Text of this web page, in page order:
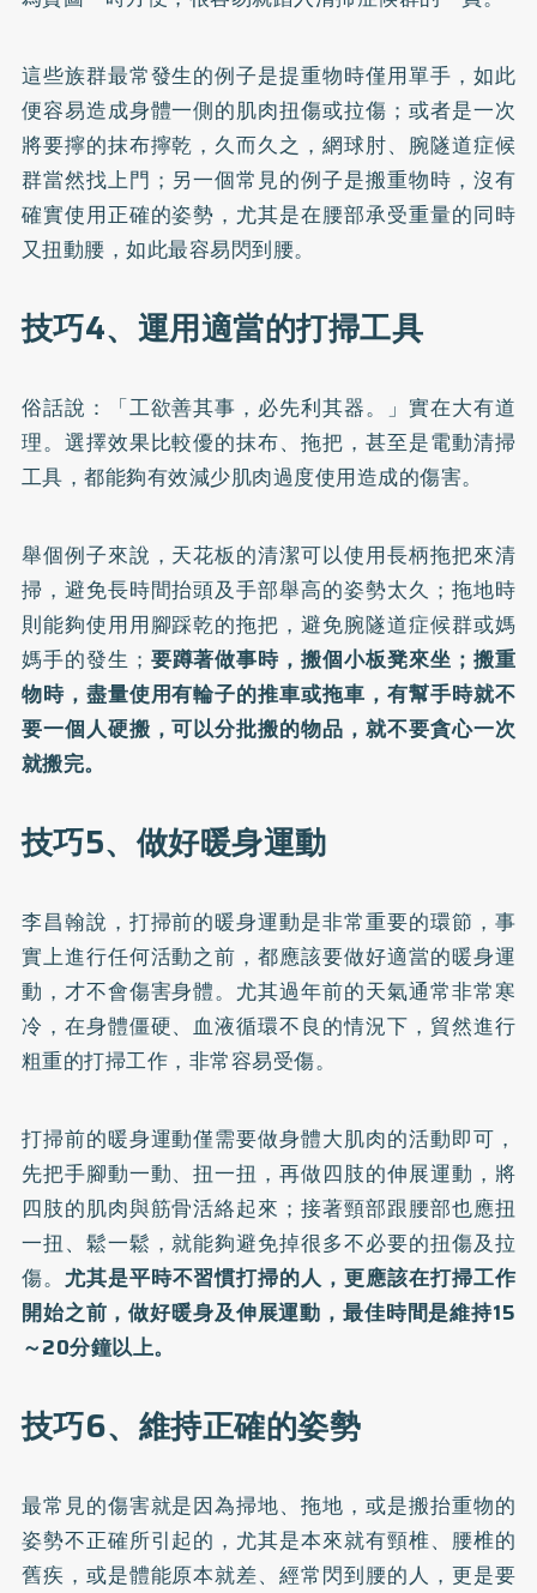
這些族群最常發生的例子是提重物時僅用單手，如此
便容易造成身體一側的肌肉扭傷或拉傷；或者是一次
將要擰的抹布擰乾，久而久之，網球肘、腕隧道症候
群當然找上門；另一個常見的例子是搬重物時，沒有
確實使用正確的姿勢，尤其是在腰部承受重量的同時
又扭動腰，如此最容易閃到腰。
技巧4、運用適當的打掃工具
俗話說：「工欲善其事，必先利其器。」實在大有道
理。選擇效果比較優的抹布、拖把，甚至是電動清掃
工具，都能夠有效減少肌肉過度使用造成的傷害。
舉個例子來說，天花板的清潔可以使用長柄拖把來清
掃，避免長時間抬頭及手部舉高的姿勢太久；拖地時
則能夠使用用腳踩乾的拖把，避免腕隧道症候群或媽
媽手的發生； 要蹲著做事時，搬個小板凳來坐；搬重
物時，盡量使用有輪子的推車或拖車，有幫手時就不
要一個人硬搬，可以分批搬的物品，就不要貪心一次
就搬完。
技巧5、做好暖身運動
李昌翰說，打掃前的暖身運動是非常重要的環節，事
實上進行任何活動之前，都應該要做好適當的暖身運
動，才不會傷害身體。尤其過年前的天氣通常非常寒
冷，在身體僵硬、血液循環不良的情況下，貿然進行
粗重的打掃工作，非常容易受傷。
打掃前的暖身運動僅需要做身體大肌肉的活動即可，
先把手腳動一動、扭一扭，再做四肢的伸展運動，將
四肢的肌肉與筋骨活絡起來；接著頸部跟腰部也應扭
一扭、鬆一鬆，就能夠避免掉很多不必要的扭傷及拉
傷。 尤其是平時不習慣打掃的人，更應該在打掃工作
開始之前，做好暖身及伸展運動，最佳時間是維持15
～20分鐘以上。
技巧6、維持正確的姿勢
最常見的傷害就是因為掃地、拖地，或是搬抬重物的
姿勢不正確所引起的，尤其是本來就有頸椎、腰椎的
舊疾，或是體能原本就差、經常閃到腰的人，更是要